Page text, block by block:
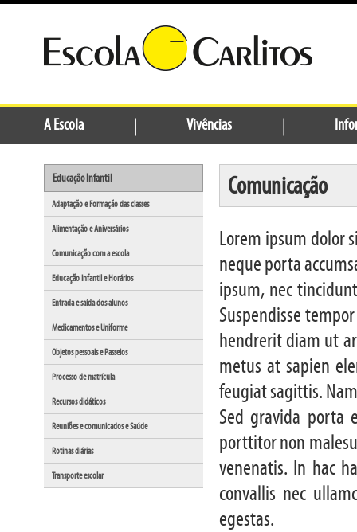
A Escola | Vivências |
Educação Infantil
Adaptação e Formação das classes
Alimentação e Aniversários
Comunicação com a escola
Educação Infantil e Horários
Entrada e saída dos alunos
Medicamentos e Uniforme
Objetos pessoais e Passeios
Processo de matrícula
Recursos didáticos
Reuniões e comunicados e Saúde
Rotinas diárias
Transporte escolar
Comunicação
Lorem ipsum dolor
neque porta
ipsum, nec
Suspendisse
hendrerit diam ut
metus at sapien
feugiat sagittis.
Sed gravida porta
porttitor non
venenatis. In hac
convallis nec
egestas.